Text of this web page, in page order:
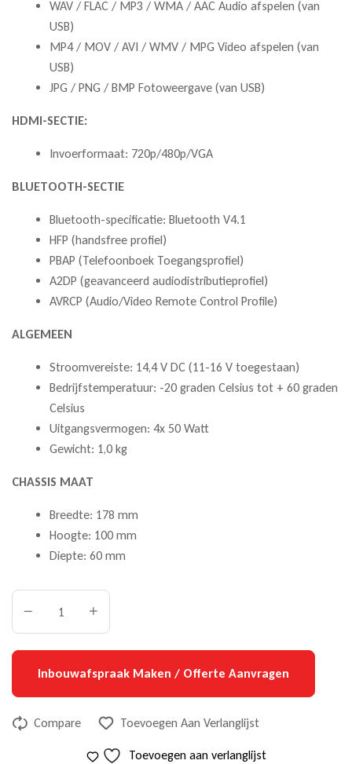
WAV / FLAC / MP3 / WMA / AAC Audio afspelen (van
USB)
MP4 / MOV / AVI / WMV / MPG Video afspelen (van
USB)
JPG / PNG / BMP Fotoweergave (van USB)
HDMI-SECTIE:
Invoerformaat: 720p/480p/VGA
BLUETOOTH-SECTIE
Bluetooth-specificatie: Bluetooth V4.1
HFP (handsfree profiel)
PBAP (Telefoonboek Toegangsprofiel)
A2DP (geavanceerd audiodistributieprofiel)
AVRCP (Audio/Video Remote Control Profile)
ALGEMEEN
Stroomvereiste: 14,4 V DC (11-16 V toegestaan)
Bedrijfstemperatuur: -20 graden Celsius tot + 60 graden
Celsius
Uitgangsvermogen: 4x 50 Watt
Gewicht: 1,0 kg
CHASSIS MAAT
Breedte: 178 mm
Hoogte: 100 mm
Diepte: 60 mm
Inbouwafspraak Maken / Offerte Aanvragen
Compare Toevoegen Aan Verlanglijst
Toevoegen aan verlanglijst